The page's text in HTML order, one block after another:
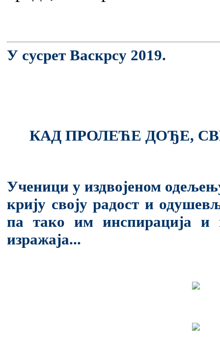
У сусрет Васкрсу 2019.
КАД ПРОЛЕЋЕ ДОЂЕ,
Ученици у издвојеном
крију своју радост и
па тако им инспирација и
изражаја...